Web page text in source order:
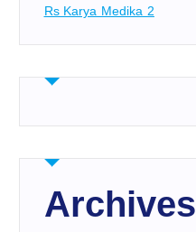
Rs Karya Medika 2
Archives